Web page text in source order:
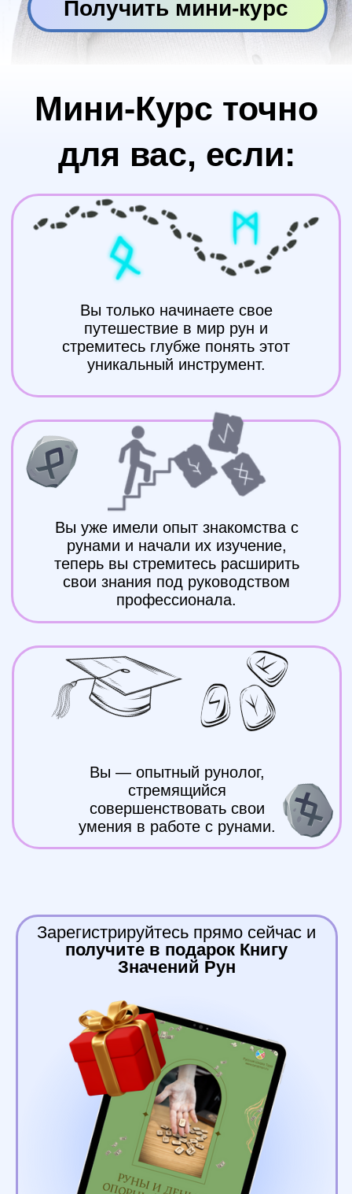
уникальный инструмент.
стремящийся
умения в работе с рунами.
Вы уже имели опыт знакомства с
рунами и начали их изучение,
теперь вы стремитесь расширить
свои знания под руководством
профессионала.
Зарегистрируйтесь прямо сейчас и
получите в подарок Книгу
Значений Рун
Проверенные значения
от мастера с 30-ти
летним опытом
Изучайте Руны с
удовольствием
Более 100 000 человек с
её помощью уже успешно
освоили значения Рун
Получить мини-курс